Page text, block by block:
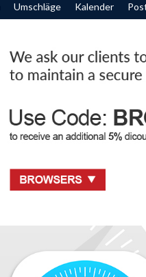
Umschläge Kalender